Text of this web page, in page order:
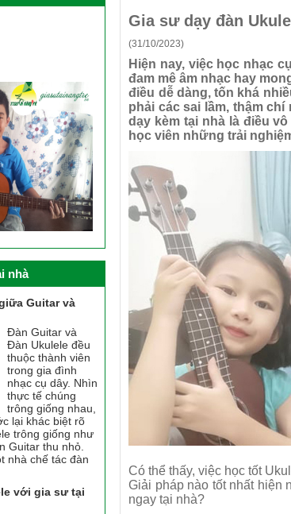
Gia sư dạy đàn
(31/10/2023)
Hiện nay, việc học nhạc
đam mê âm nhạc hay
điều dễ dàng, tốn khá
phải các sai lầm, thậm
dạy kèm tại nhà là điều
học viên những trải
Có thể thấy, việc học tốt
Giải pháp nào tốt nhất hiện
ngay tại nhà?
nhà
Guitar và
Đàn Guitar và
Đàn Ukulele đều
thuộc thành viên
trong gia đình
nhạc cụ dây. Nhìn
thực tế chúng
trông giống nhau,
lại khác biệt rõ
trông giống như
Guitar thu nhỏ.
nhà chế tác đàn
với gia sư tại